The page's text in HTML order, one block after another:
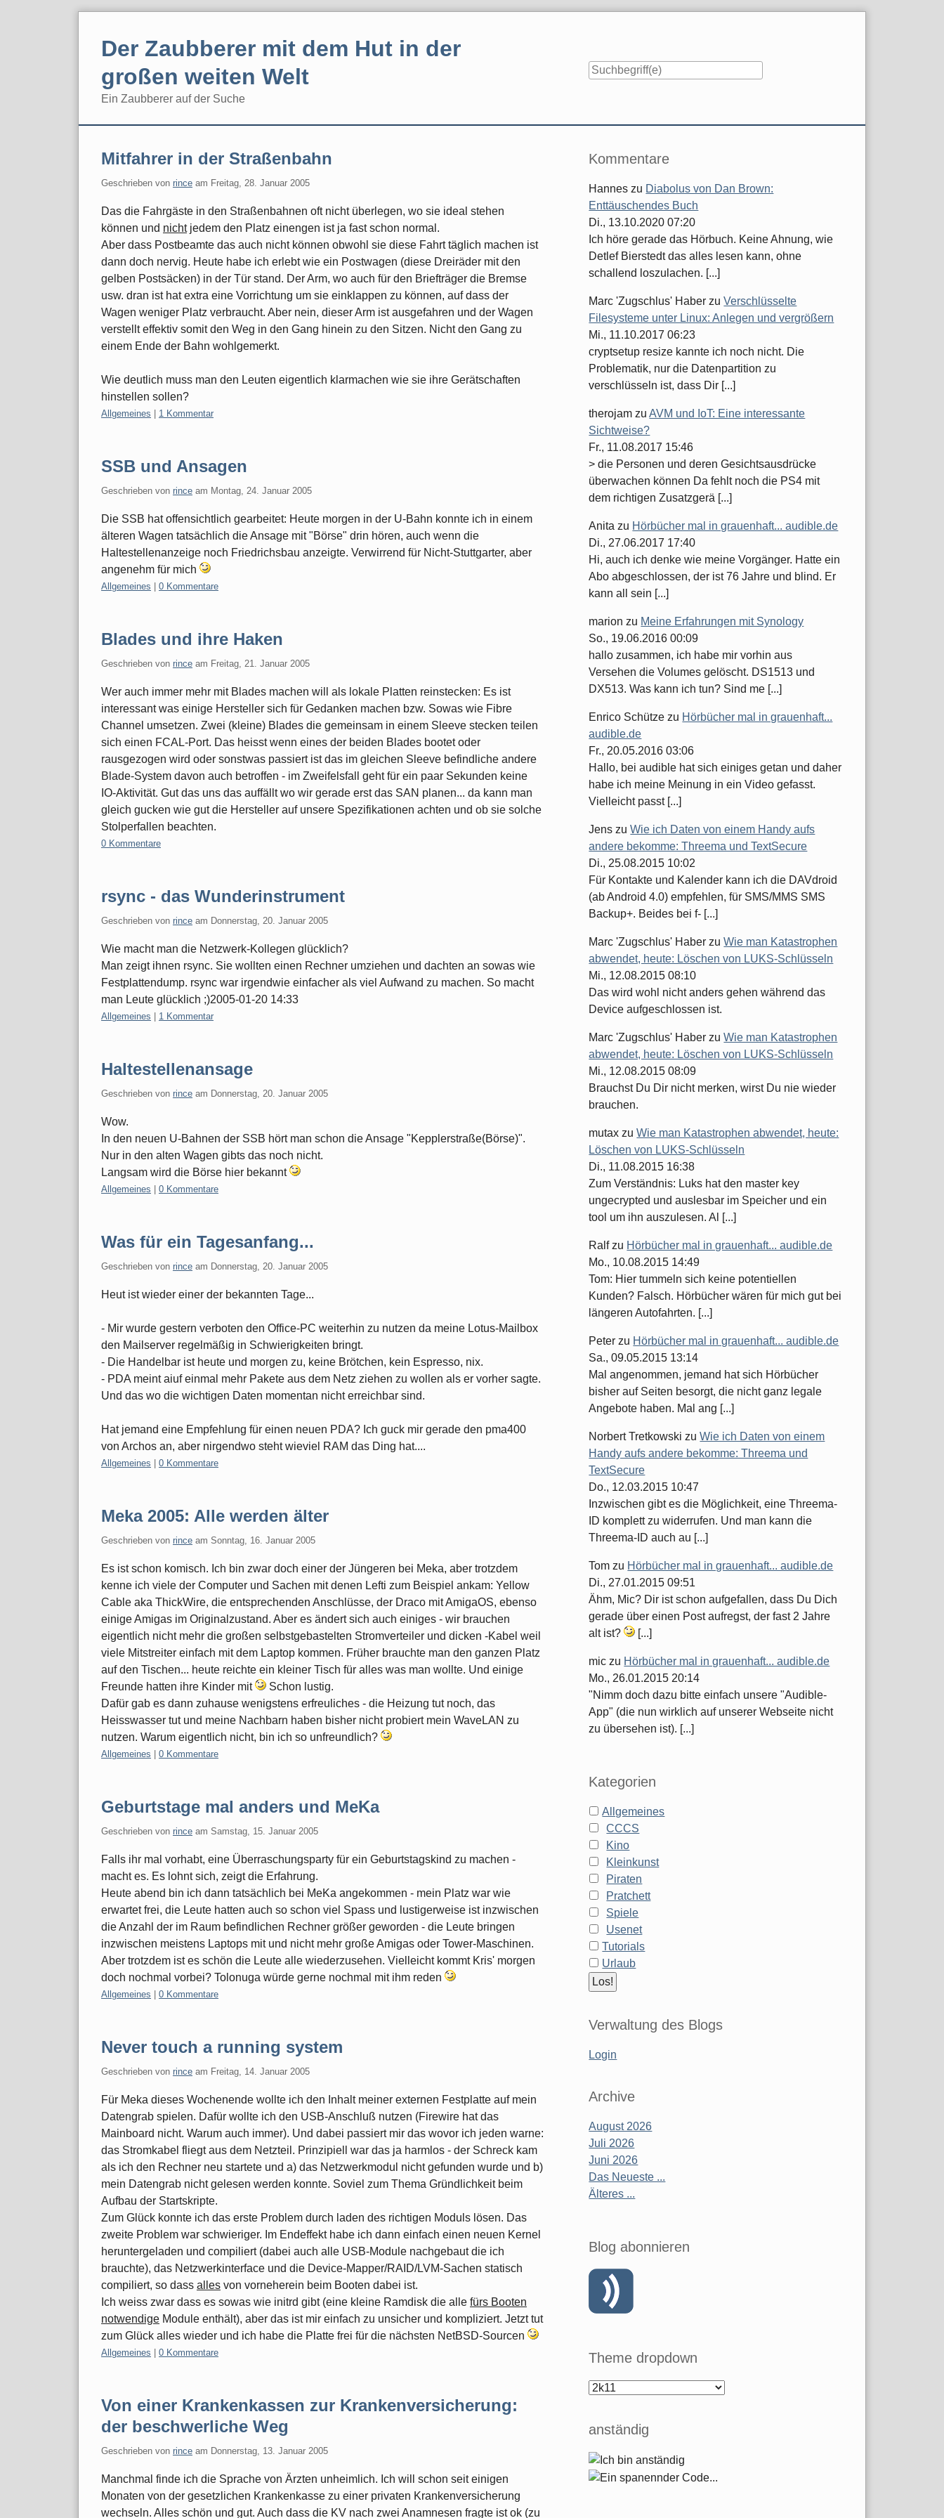
Der Zaubberer mit dem Hut in der
großen weiten Welt
Ein Zaubberer auf der Suche
Mitfahrer in der Straßenbahn
Geschrieben von rince am Freitag, 28. Januar 2005
Das die Fahrgäste in den Straßenbahnen oft nicht überlegen, wo sie ideal stehen
können und nichtjedem den Platz einengen ist ja fast schon normal.
Aber dass Postbeamte das auch nicht können obwohl sie diese Fahrt täglich machen ist
dann doch nervig. Heute habe ich erlebt wie ein Postwagen (diese Dreiräder mit den
gelben Postsäcken) in der Tür stand. Der Arm, wo auch für den Briefträger die Bremse
usw. dran ist hat extra eine Vorrichtung um sie einklappen zu können, auf dass der
Wagen weniger Platz verbraucht. Aber nein, dieser Arm ist ausgefahren und der Wagen
verstellt effektiv somit den Weg in den Gang hinein zu den Sitzen. Nicht den Gang zu
einem Ende der Bahn wohlgemerkt.
Wie deutlich muss man den Leuten eigentlich klarmachen wie sie ihre Gerätschaften
hinstellen sollen?
Kategorien:
Allgemeines 1 Kommentar
SSB und Ansagen
Geschrieben von rince am Montag, 24. Januar 2005
Die SSB hat offensichtlich gearbeitet: Heute morgen in der U-Bahn konnte ich in einem
älteren Wagen tatsächlich die Ansage mit "Börse" drin hören, auch wenn die
Haltestellenanzeige noch Friedrichsbau anzeigte. Verwirrend für Nicht-Stuttgarter, aber
angenehm für mich
Kategorien:
Allgemeines 0 Kommentare
Blades und ihre Haken
Geschrieben von rince am Freitag, 21. Januar 2005
Wer auch immer mehr mit Blades machen will als lokale Platten reinstecken: Es ist
interessant was einige Hersteller sich für Gedanken machen bzw. Sowas wie Fibre
Channel umsetzen. Zwei (kleine) Blades die gemeinsam in einem Sleeve stecken teilen
sich einen FCAL-Port. Das heisst wenn eines der beiden Blades bootet oder
rausgezogen wird oder sonstwas passiert ist das im gleichen Sleeve befindliche andere
Blade-System davon auch betroffen - im Zweifelsfall geht für ein paar Sekunden keine
IO-Aktivität. Gut das uns das auffällt wo wir gerade erst das SAN planen... da kann man
gleich gucken wie gut die Hersteller auf unsere Spezifikationen achten und ob sie solche
Stolperfallen beachten.
0 Kommentare
rsync - das Wunderinstrument
Geschrieben von rince am Donnerstag, 20. Januar 2005
Wie macht man die Netzwerk-Kollegen glücklich?
Man zeigt ihnen rsync. Sie wollten einen Rechner umziehen und dachten an sowas wie
Festplattendump. rsync war irgendwie einfacher als viel Aufwand zu machen. So macht
man Leute glücklich ;)2005-01-20 14:33
Kategorien:
Allgemeines 1 Kommentar
Haltestellenansage
Geschrieben von rince am Donnerstag, 20. Januar 2005
Wow.
In den neuen U-Bahnen der SSB hört man schon die Ansage "Kepplerstraße(Börse)".
Nur in den alten Wagen gibts das noch nicht.
Langsam wird die Börse hier bekannt
Kategorien:
Allgemeines 0 Kommentare
Was für ein Tagesanfang...
Geschrieben von rince am Donnerstag, 20. Januar 2005
Heut ist wieder einer der bekannten Tage...
- Mir wurde gestern verboten den Office-PC weiterhin zu nutzen da meine Lotus-Mailbox
den Mailserver regelmäßig in Schwierigkeiten bringt.
- Die Handelbar ist heute und morgen zu, keine Brötchen, kein Espresso, nix.
- PDA meint aiuf einmal mehr Pakete aus dem Netz ziehen zu wollen als er vorher sagte.
Und das wo die wichtigen Daten momentan nicht erreichbar sind.
Hat jemand eine Empfehlung für einen neuen PDA? Ich guck mir gerade den pma400
von Archos an, aber nirgendwo steht wieviel RAM das Ding hat....
Kategorien:
Allgemeines 0 Kommentare
Meka 2005: Alle werden älter
Geschrieben von rince am Sonntag, 16. Januar 2005
Es ist schon komisch. Ich bin zwar doch einer der Jüngeren bei Meka, aber trotzdem
kenne ich viele der Computer und Sachen mit denen Lefti zum Beispiel ankam: Yellow
Cable aka ThickWire, die entsprechenden Anschlüsse, der Draco mit AmigaOS, ebenso
einige Amigas im Originalzustand. Aber es ändert sich auch einiges - wir brauchen
eigentlich nicht mehr die großen selbstgebastelten Stromverteiler und dicken -Kabel weil
viele Mitstreiter einfach mit dem Laptop kommen. Früher brauchte man den ganzen Platz
auf den Tischen... heute reichte ein kleiner Tisch für alles was man wollte. Und einige
Freunde hatten ihre Kinder mit
Schon lustig.
Dafür gab es dann zuhause wenigstens erfreuliches - die Heizung tut noch, das
Heisswasser tut und meine Nachbarn haben bisher nicht probiert mein WaveLAN zu
nutzen. Warum eigentlich nicht, bin ich so unfreundlich?
Kategorien:
Allgemeines 0 Kommentare
Geburtstage mal anders und MeKa
Geschrieben von rince am Samstag, 15. Januar 2005
Falls ihr mal vorhabt, eine Überraschungsparty für ein Geburtstagskind zu machen -
macht es. Es lohnt sich, zeigt die Erfahrung.
Heute abend bin ich dann tatsächlich bei MeKa angekommen - mein Platz war wie
erwartet frei, die Leute hatten auch so schon viel Spass und lustigerweise ist inzwischen
die Anzahl der im Raum befindlichen Rechner größer geworden - die Leute bringen
inzwischen meistens Laptops mit und nicht mehr große Amigas oder Tower-Maschinen.
Aber trotzdem ist es schön die Leute alle wiederzusehen. Vielleicht kommt Kris' morgen
doch nochmal vorbei? Tolonuga würde gerne nochmal mit ihm reden
Kategorien:
Allgemeines 0 Kommentare
Never touch a running system
Geschrieben von rince am Freitag, 14. Januar 2005
Für Meka dieses Wochenende wollte ich den Inhalt meiner externen Festplatte auf mein
Datengrab spielen. Dafür wollte ich den USB-Anschluß nutzen (Firewire hat das
Mainboard nicht. Warum auch immer). Und dabei passiert mir das wovor ich jeden warne:
das Stromkabel fliegt aus dem Netzteil. Prinzipiell war das ja harmlos - der Schreck kam
als ich den Rechner neu startete und a) das Netzwerkmodul nicht gefunden wurde und b)
mein Datengrab nicht gelesen werden konnte. Soviel zum Thema Gründlichkeit beim
Aufbau der Startskripte.
Zum Glück konnte ich das erste Problem durch laden des richtigen Moduls lösen. Das
zweite Problem war schwieriger. Im Endeffekt habe ich dann einfach einen neuen Kernel
heruntergeladen und compiliert (dabei auch alle USB-Module nachgebaut die ich
brauchte), das Netzwerkinterface und die Device-Mapper/RAID/LVM-Sachen statisch
compiliert, so dass alles von vorneherein beim Booten dabei ist.
Ich weiss zwar dass es sowas wie initrd gibt (eine kleine Ramdisk die alle fürs Booten
notwendige Module enthält), aber das ist mir einfach zu unsicher und kompliziert. Jetzt tut
zum Glück alles wieder und ich habe die Platte frei für die nächsten NetBSD-Sourcen
Kategorien:
Allgemeines 0 Kommentare
Von einer Krankenkassen zur Krankenversicherung:
der beschwerliche Weg
Geschrieben von rince am Donnerstag, 13. Januar 2005
Manchmal finde ich die Sprache von Ärzten unheimlich. Ich will schon seit einigen
Monaten von der gesetzlichen Krankenkasse zu einer privaten Krankenversicherung
wechseln. Alles schön und gut. Auch dass die KV nach zwei Anamnesen fragte ist ok (zu
Seitenleiste
Kommentare
Hannes zu Diabolus von Dan Brown:
Enttäuschendes Buch
Di., 13.10.2020 07:20
Ich höre gerade das Hörbuch. Keine Ahnung, wie
Detlef Bierstedt das alles lesen kann, ohne
schallend loszulachen. [...]
Marc 'Zugschlus' Haber zuVerschlüsselte
Filesysteme unter Linux: Anlegen und vergrößern
Mi., 11.10.2017 06:23
cryptsetup resize kannte ich noch nicht. Die
Problematik, nur die Datenpartition zu
verschlüsseln ist, dass Dir [...]
therojam zuAVM und IoT: Eine interessante
Sichtweise?
Fr., 11.08.2017 15:46
> die Personen und deren Gesichtsausdrücke
überwachen können Da fehlt noch die PS4 mit
dem richtigen Zusatzgerä [...]
Anita zu Hörbücher mal in grauenhaft... audible.de
Di., 27.06.2017 17:40
Hi, auch ich denke wie meine Vorgänger. Hatte ein
Abo abgeschlossen, der ist 76 Jahre und blind. Er
kann all sein [...]
marion zu Meine Erfahrungen mit Synology
So., 19.06.2016 00:09
hallo zusammen, ich habe mir vorhin aus
Versehen die Volumes gelöscht. DS1513 und
DX513. Was kann ich tun? Sind me [...]
Enrico Schütze zu Hörbücher mal in grauenhaft...
audible.de
Fr., 20.05.2016 03:06
Hallo, bei audible hat sich einiges getan und daher
habe ich meine Meinung in ein Video gefasst.
Vielleicht passt [...]
Jens zuWie ich Daten von einem Handy aufs
andere bekomme: Threema und TextSecure
Di., 25.08.2015 10:02
Für Kontakte und Kalender kann ich die DAVdroid
(ab Android 4.0) empfehlen, für SMS/MMS SMS
Backup+. Beides bei f- [...]
Marc 'Zugschlus' Haber zuWie man Katastrophen
abwendet, heute: Löschen von LUKS-Schlüsseln
Mi., 12.08.2015 08:10
Das wird wohl nicht anders gehen während das
Device aufgeschlossen ist.
Marc 'Zugschlus' Haber zuWie man Katastrophen
abwendet, heute: Löschen von LUKS-Schlüsseln
Mi., 12.08.2015 08:09
Brauchst Du Dir nicht merken, wirst Du nie wieder
brauchen.
mutax zuWie man Katastrophen abwendet, heute:
Löschen von LUKS-Schlüsseln
Di., 11.08.2015 16:38
Zum Verständnis: Luks hat den master key
ungecrypted und auslesbar im Speicher und ein
tool um ihn auszulesen. Al [...]
Ralfzu Hörbücher mal in grauenhaft... audible.de
Mo., 10.08.2015 14:49
Tom: Hier tummeln sich keine potentiellen
Kunden? Falsch. Hörbücher wären für mich gut bei
längeren Autofahrten. [...]
Peter zu Hörbücher mal in grauenhaft... audible.de
Sa., 09.05.2015 13:14
Mal angenommen, jemand hat sich Hörbücher
bisher auf Seiten besorgt, die nicht ganz legale
Angebote haben. Mal ang [...]
Norbert Tretkowski zuWie ich Daten von einem
Handy aufs andere bekomme: Threema und
TextSecure
Do., 12.03.2015 10:47
Inzwischen gibt es die Möglichkeit, eine Threema-
ID komplett zu widerrufen. Und man kann die
Threema-ID auch au [...]
Tom zu Hörbücher mal in grauenhaft... audible.de
Di., 27.01.2015 09:51
Ähm, Mic? Dir ist schon aufgefallen, dass Du Dich
gerade über einen Post aufregst, der fast 2 Jahre
alt ist?
[...]
mic zu Hörbücher mal in grauenhaft... audible.de
Mo., 26.01.2015 20:14
"Nimm doch dazu bitte einfach unsere "Audible-
App" (die nun wirklich auf unserer Webseite nicht
zu übersehen ist). [...]
Kategorien
Allgemeines
CCCS
Kino
Kleinkunst
Piraten
Pratchett
Spiele
Usenet
Tutorials
Urlaub
Verwaltung des Blogs
Login
Archive
August 2026
Juli 2026
Juni 2026
Das Neueste ...
Älteres ...
Blog abonnieren
Theme dropdown
anständig